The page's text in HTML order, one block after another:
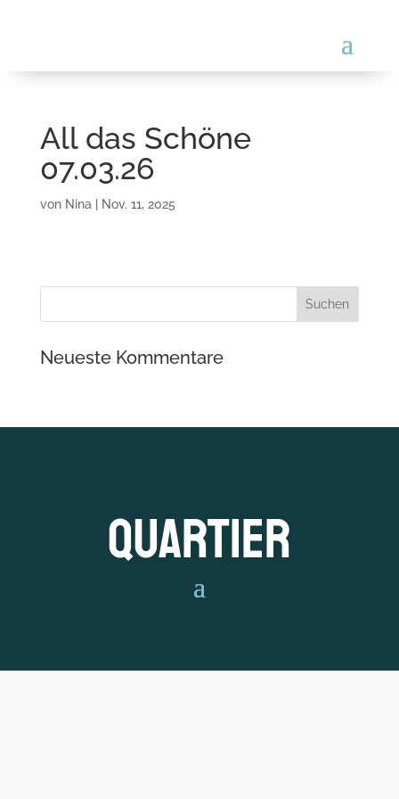
All das Schöne
07.03.26
von Nina Nov. 11, 2025
Neueste Kommentare
Quartier